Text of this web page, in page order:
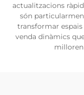
actualitzacions
són
transformar
venda dinàmics